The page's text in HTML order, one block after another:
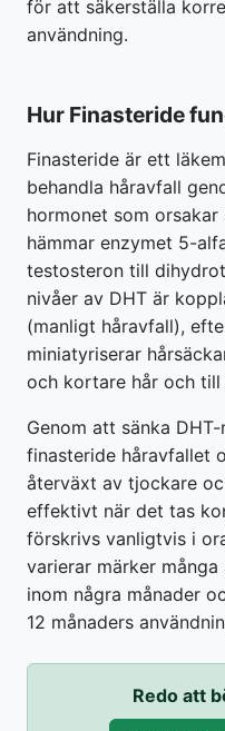
för att säkerställa
användning.
Hur Finasteride
Finasteride är ett
behandla håravfall
hormonet som
hämmar enzymet 5-
testosteron till
nivåer av DHT är
(manligt håravfall),
miniatyriserar
och kortare hår och
Genom att sänka
finasteride håravfallet
återväxt av tjockare
effektivt när det tas
förskrivs vanligtvis i
varierar märker
inom några månader
12 månaders
Redo att